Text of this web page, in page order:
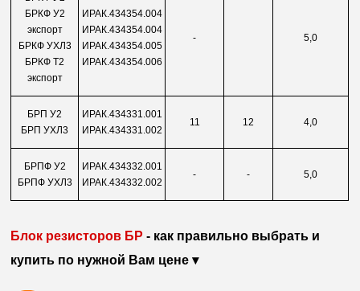
БРКФ У2
экспорт
БРКФ УХЛ3
БРКФ Т2
экспорт
ИРАК.434354.004
ИРАК.434354.004
ИРАК.434354.005
ИРАК.434354.006
- 5,0
БРП У2
БРП УХЛ3
ИРАК.434331.001
ИРАК.434331.002
11 12 4,0
БРПФ У2
БРПФ УХЛ3
ИРАК.434332.001
ИРАК.434332.002
- - 5,0
Блок резисторов БР - как правильно выбрать и
купить по нужной Вам цене ▾